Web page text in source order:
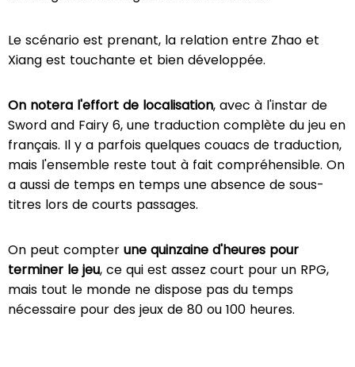
Le scénario est prenant, la relation entre Zhao et
Xiang est touchante et bien développée.
On notera l'effort de localisation, avec à l'instar de
Sword and Fairy 6, une traduction complète du jeu en
français. Il y a parfois quelques couacs de traduction,
mais l'ensemble reste tout à fait compréhensible. On
a aussi de temps en temps une absence de sous-
titres lors de courts passages.
On peut compter une quinzaine d'heures pour
terminer le jeu, ce qui est assez court pour un RPG,
mais tout le monde ne dispose pas du temps
nécessaire pour des jeux de 80 ou 100 heures.